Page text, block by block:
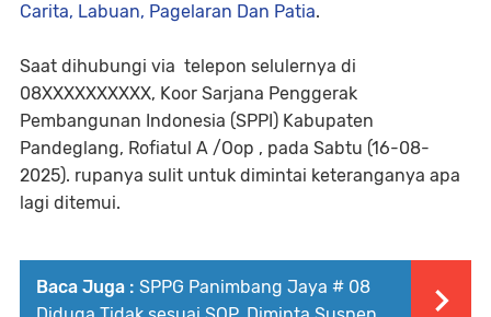
Carita, Labuan, Pagelaran Dan Patia.
Saat dihubungi via telepon selulernya di
08XXXXXXXXXX, Koor Sarjana Penggerak
Pembangunan Indonesia (SPPI) Kabupaten
Pandeglang, Rofiatul A /Oop , pada Sabtu (16-08-
2025). rupanya sulit untuk dimintai keteranganya apa
lagi ditemui.
Baca Juga : SPPG Panimbang Jaya # 08